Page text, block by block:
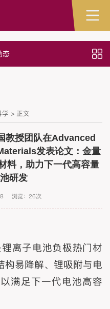
态
学 > 正文
教授团队在Advanced
发表论文：金量
料，助力下一代高容量
研发
浏览： 26次
锂离子电池负极热门材
构易降解、锂吸附与电
满足下一代电池高容